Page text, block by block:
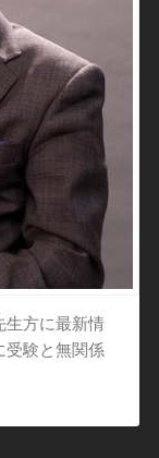
生方に最新情
受験と無関係